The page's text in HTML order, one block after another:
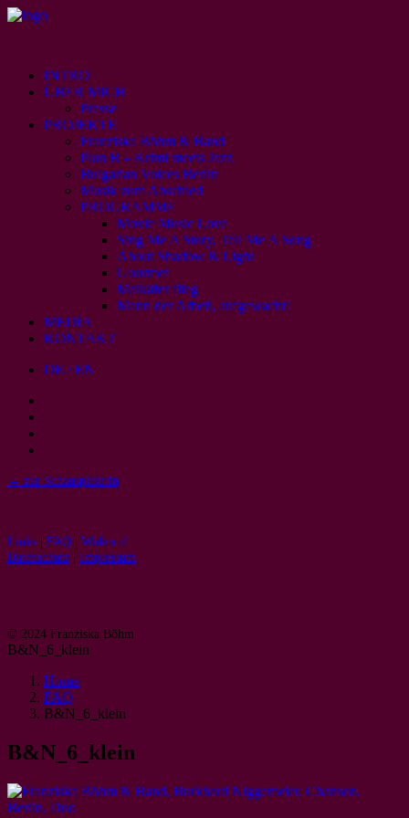
INTRO
ÜBER MICH
Presse
PROJEKTE
Franziska Böhm & Band
Plan B – Krimi meets Jazz
Bulgarian Voices Berlin
Musik zum Abschied
PROGRAMME
Movie Music Love
Sing Me A Story, Tell Me A Song
About Shadow & Light
Gourmet
Maikäfer flieg
Mann der Arbeit, aufgewacht!
MEDIA
KONTAKT
DE / EN
→ zur Schauspielerin
Links | FAQ | Widerruf
Datenschutz | Impressum
© 2024 Franziska Böhm
B&N_6_klein
Home
FAQ
B&N_6_klein
B&N_6_klein